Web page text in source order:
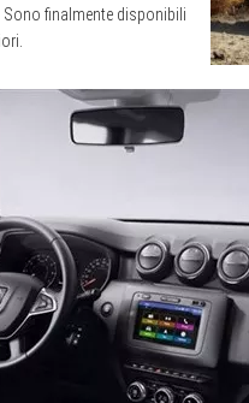
finalmente disponibili